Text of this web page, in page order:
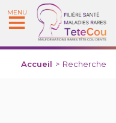
MENU
Accueil > Recherche